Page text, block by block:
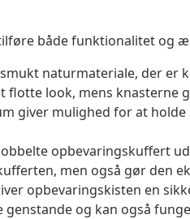
både funktionalitet og
naturmateriale, der er
look, mens knasterne
giver mulighed for at
opbevaringskuffert
men også gør den
opbevaringskisten en
og kan også